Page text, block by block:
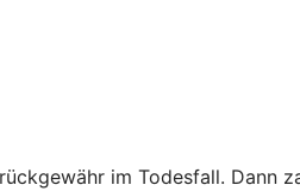
im Todesfall. Dann